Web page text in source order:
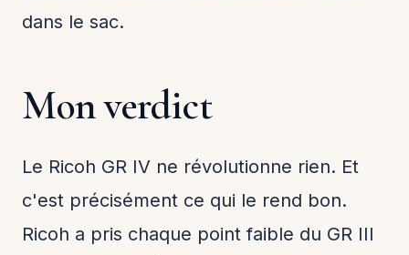
dans le sac.
Mon verdict
Le Ricoh GR IV ne révolutionne rien. Et
c'est précisément ce qui le rend bon.
Ricoh a pris chaque point faible du GR III